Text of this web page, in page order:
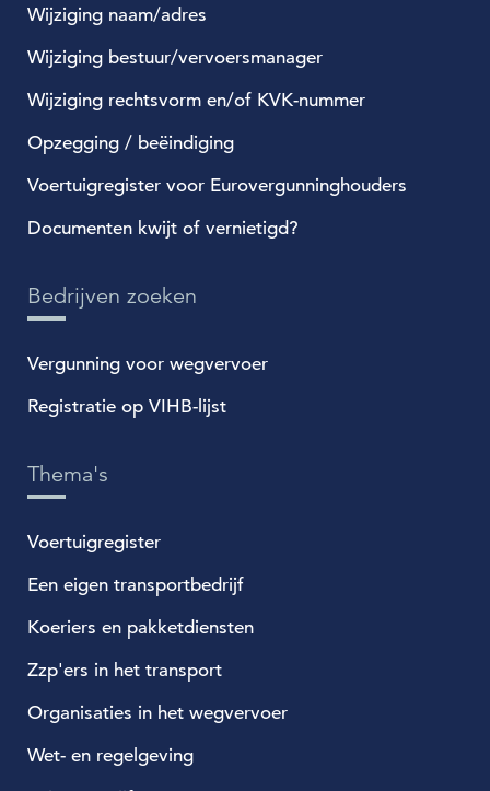
Wijziging naam/adres
Wijziging bestuur/vervoersmanager
Wijziging rechtsvorm en/of KVK-nummer
Opzegging / beëindiging
Voertuigregister voor Eurovergunninghouders
Documenten kwijt of vernietigd?
Bedrijven zoeken
Vergunning voor wegvervoer
Registratie op VIHB-lijst
Thema's
Voertuigregister
Een eigen transportbedrijf
Koeriers en pakketdiensten
Zzp'ers in het transport
Organisaties in het wegvervoer
Wet- en regelgeving